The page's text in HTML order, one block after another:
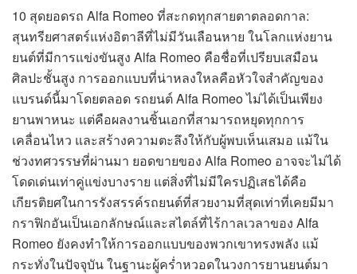
10 สุดยอดรถ Alfa Romeo ที่สะกดทุกสายตาตลอดกาล:
สุนทรียศาสตร์แห่งอิตาลีที่ไม่มีวันเลือนหาย ในโลกแห่งยาน
ยนต์ที่มีการแข่งขันสูง Alfa Romeo คือชื่อที่เปรียบเสมือน
ศิลปะชั้นสูง การออกแบบที่น่าหลงใหลคือหัวใจสำคัญของ
แบรนด์นี้มาโดยตลอด รถยนต์ Alfa Romeo ไม่ได้เป็นเพียง
ยานพาหนะ แต่คือผลงานชิ้นเอกที่สามารถหยุดทุกการ
เคลื่อนไหว และสร้างความตะลึงให้กับผู้พบเห็นเสมอ แม้ใน
ช่วงทศวรรษที่ผ่านมา ยอดขายของ Alfa Romeo อาจจะไม่ได้
โดดเด่นเท่าคู่แข่งบางราย แต่สิ่งที่ไม่มีใครปฏิเสธได้คือ
เกียรติยศในการรังสรรค์รถยนต์ที่สวยงามที่สุดเท่าที่เคยมีมา
กราฟิกอันเป็นเอกลักษณ์และสไตล์ที่ไร้กาลเวลาของ Alfa
Romeo ยังคงทำให้การออกแบบของพวกเขาทรงพลัง แม้
กระทั่งในปัจจุบัน ในฐานะผู้คร่ำหวอดในวงการยานยนต์มา